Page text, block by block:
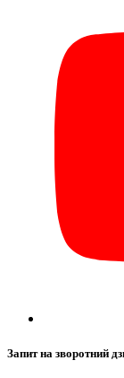
Запит на зворотний